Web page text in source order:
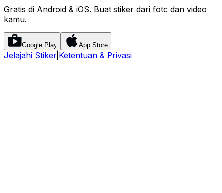
Gratis di Android & iOS. Buat stiker dari foto dan video
kamu.
Google Play App Store
Jelajahi Stiker Ketentuan & Privasi